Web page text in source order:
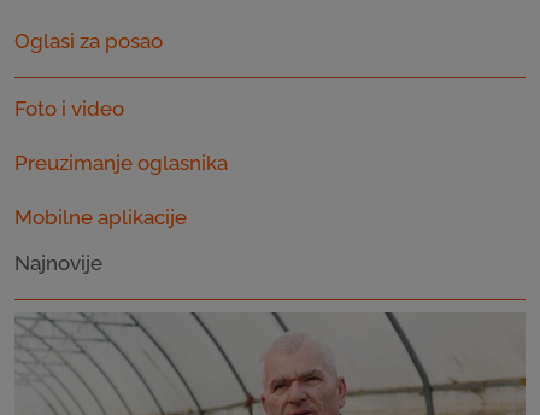
Oglasi za posao
Foto i video
Preuzimanje oglasnika
Mobilne aplikacije
Najnovije